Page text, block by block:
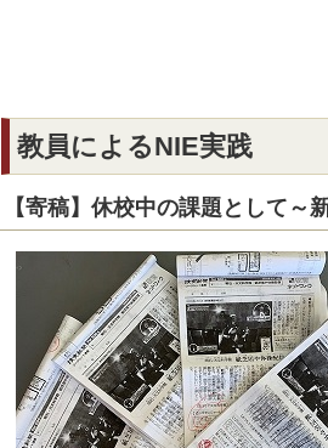
教員によるNIE実践
【寄稿】休校中の課題として～